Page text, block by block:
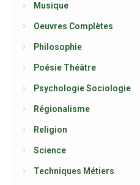
Musique
Oeuvres Complètes
Philosophie
Poésie Théâtre
Psychologie Sociologie
Régionalisme
Religion
Science
Techniques Métiers